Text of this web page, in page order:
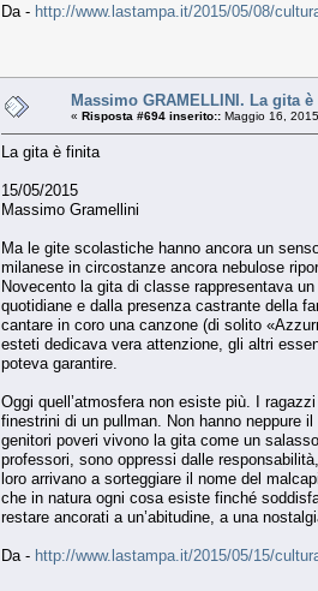
Da - http://www.lastampa.it/2015/05/08/
Massimo GRAMELLINI. La gita
« Risposta #694 inserito:: Maggio 16,
La gita è finita
15/05/2015
Massimo Gramellini
Ma le gite scolastiche hanno ancora un
milanese in circostanze ancora nebulose
Novecento la gita di classe rappresentava
quotidiane e dalla presenza castrante della
cantare in coro una canzone (di solito
esteti dedicava vera attenzione, gli altri
poteva garantire.
Oggi quell’atmosfera non esiste più. I
finestrini di un pullman. Non hanno neppure
genitori poveri vivono la gita come un
professori, sono oppressi dalle
loro arrivano a sorteggiare il nome del
che in natura ogni cosa esiste finché
restare ancorati a un’abitudine, a una
Da - http://www.lastampa.it/2015/05/15/